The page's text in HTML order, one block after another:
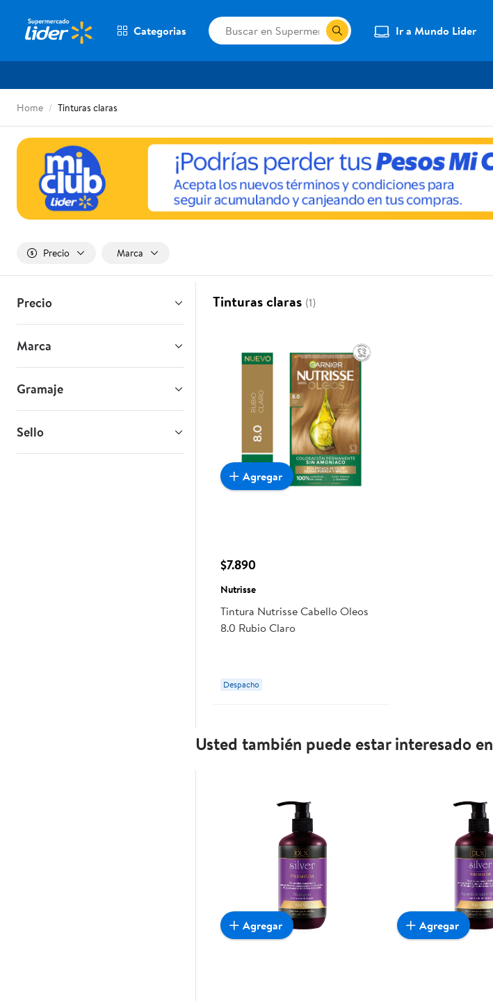
Categorias Ir a Mundo Lider
Home Tinturas claras
Precio Marca
Precio
Marca
Gramaje
Sello
Tinturas claras (1)
$7.890
Nutrisse
Tintura Nutrisse Cabello Oleos
8.0 Rubio Claro
Despacho
Agregar
Usted también puede estar interesado en
Agregar Agregar